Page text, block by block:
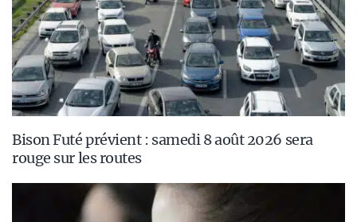
Bison Futé prévient : samedi 8 août 2026 sera
rouge sur les routes